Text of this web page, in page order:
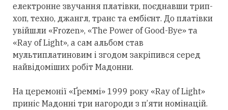
електронне звучання платівки, поєднавши трип-
хоп, техно, джангл, транс та ембієнт. До платівки
увійшли «Frozen», «The Power of Good-Bye» та
«Ray of Light», а сам альбом став
мультиплатиновим і згодом закріпився серед
найвідоміших робіт Мадонни.
На церемонії «Ґреммі» 1999 року «Ray of Light»
приніс Мадонні три нагороди з п’яти номінацій.